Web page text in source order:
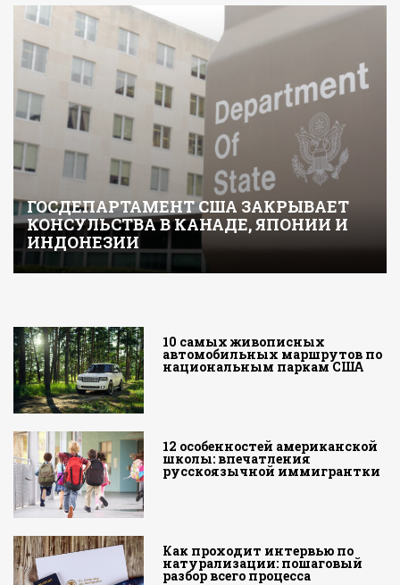
ГОСДЕПАРТАМЕНТ США ЗАКРЫВАЕТ
КОНСУЛЬСТВА В КАНАДЕ, ЯПОНИИ И
ИНДОНЕЗИИ
10 самых живописных
автомобильных маршрутов по
национальным паркам США
12 особенностей американской
школы: впечатления
русскоязычной иммигрантки
Как проходит интервью по
натурализации: пошаговый
разбор всего процесса